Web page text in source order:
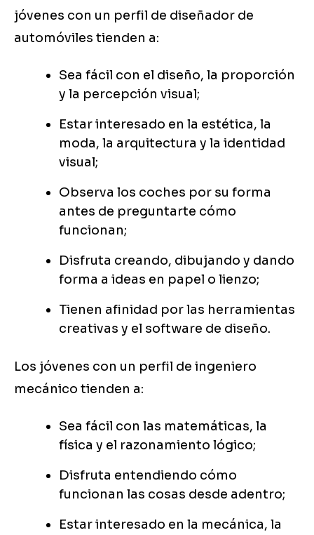
jóvenes con un perfil de diseñador de
automóviles tienden a:
Sea fácil con el diseño, la proporción
y la percepción visual;
Estar interesado en la estética, la
moda, la arquitectura y la identidad
visual;
Observa los coches por su forma
antes de preguntarte cómo
funcionan;
Disfruta creando, dibujando y dando
forma a ideas en papel o lienzo;
Tienen afinidad por las herramientas
creativas y el software de diseño.
Los jóvenes con un perfil de ingeniero
mecánico tienden a:
Sea fácil con las matemáticas, la
física y el razonamiento lógico;
Disfruta entendiendo cómo
funcionan las cosas desde adentro;
Estar interesado en la mecánica, la